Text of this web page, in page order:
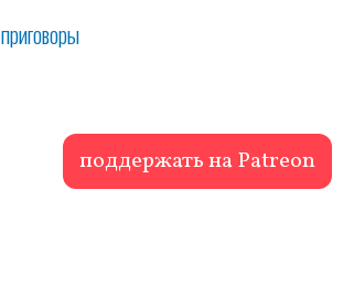
приговоры
поддержать на Patreon